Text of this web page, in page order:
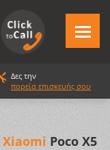
Δες την
πορεία επισκευής σου
Xiaomi Poco X5